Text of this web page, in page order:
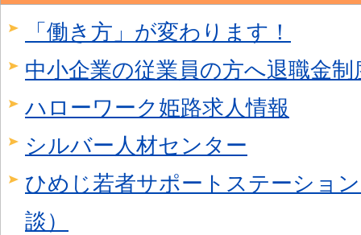
「働き方」が変わります！
中小企業の従業員の方へ退職金
ハローワーク姫路求人情報
シルバー人材センター
ひめじ若者サポートステーショ
談）